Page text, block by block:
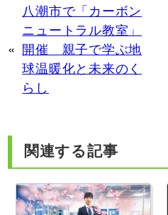
«
八潮市で「カーボン
ニュートラル教室」
開催 親子で学ぶ地
球温暖化と未来のく
らし
関連する記事